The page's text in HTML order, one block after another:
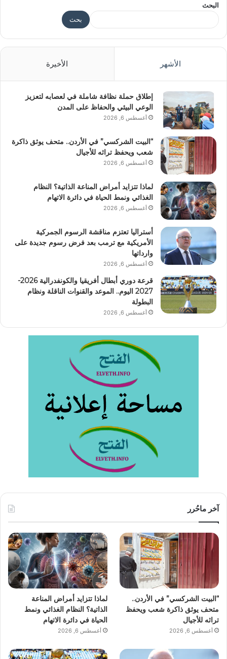
البحث
بحث
الأشهر الأخيرة
إطلاق حملة نظافة شاملة في لعصابه لتعزيز
الوعي البيئي والحفاظ على المدن
أغسطس 6, 2026
“البيت الشركسي” في الأردن.. متحف يوثق ذاكرة
شعب ويحفظ تراثه للأجيال
أغسطس 6, 2026
لماذا تتزايد أمراض المناعة الذاتية؟ النظام
الغذائي ونمط الحياة في دائرة الاتهام
أغسطس 6, 2026
أستراليا تعتزم مناقشة الرسوم الجمركية
الأمريكية مع ترمب بعد فرض رسوم جديدة على
وارداتها
أغسطس 6, 2026
قرعة دوري أبطال أفريقيا والكونفدرالية 2026-
2027 اليوم.. الموعد والقنوات الناقلة ونظام
البطولة
أغسطس 6, 2026
آخر ماحُرر
“البيت الشركسي” في الأردن..
متحف يوثق ذاكرة شعب ويحفظ
تراثه للأجيال
أغسطس 6, 2026
لماذا تتزايد أمراض المناعة
الذاتية؟ النظام الغذائي ونمط
الحياة في دائرة الاتهام
أغسطس 6, 2026